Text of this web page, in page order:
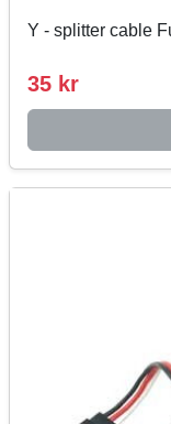
Y - splitter cable
35 kr